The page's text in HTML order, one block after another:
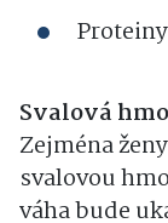
Svalová
Zejména
svalovou
váha bude